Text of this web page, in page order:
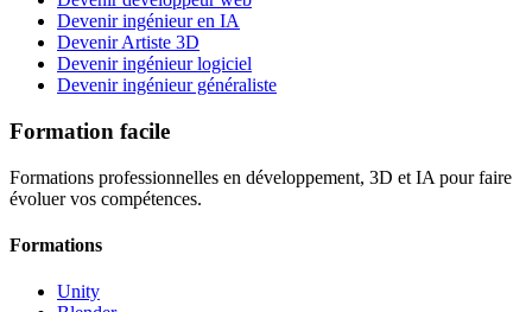
Devenir ingénieur en IA
Devenir Artiste 3D
Devenir ingénieur logiciel
Devenir ingénieur généraliste
Formation facile
Formations professionnelles en développement, 3D et IA pour faire
évoluer vos compétences.
Formations
Unity